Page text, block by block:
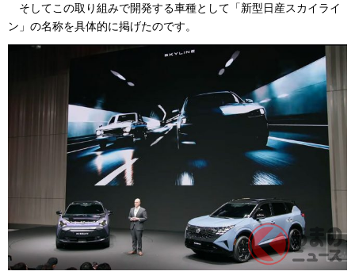
そしてこの取り組みで開発する車種として「新型日産スカイライ
ン」の名称を具体的に掲げたのです。